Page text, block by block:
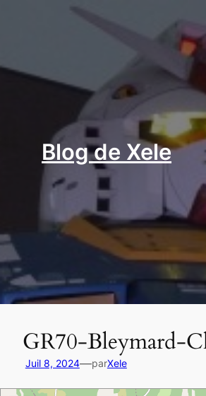
Blog de Xele
GR70-Bleymard-
Juil 8, 2024—parXele